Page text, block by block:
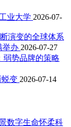
业大学 2026-07-
演变的全球体系
举办 2026-07-27
弱势品牌的策略
变 2026-07-14
数字生命怀柔科